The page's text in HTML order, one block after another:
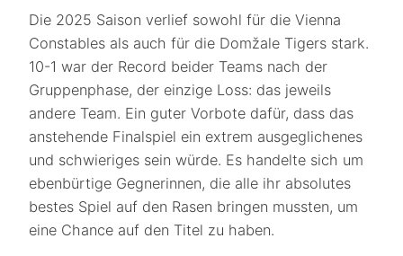
Die 2025 Saison verlief sowohl für die Vienna
Constables als auch für die Domžale Tigers stark.
10-1 war der Record beider Teams nach der
Gruppenphase, der einzige Loss: das jeweils
andere Team. Ein guter Vorbote dafür, dass das
anstehende Finalspiel ein extrem ausgeglichenes
und schwieriges sein würde. Es handelte sich um
ebenbürtige Gegnerinnen, die alle ihr absolutes
bestes Spiel auf den Rasen bringen mussten, um
eine Chance auf den Titel zu haben.